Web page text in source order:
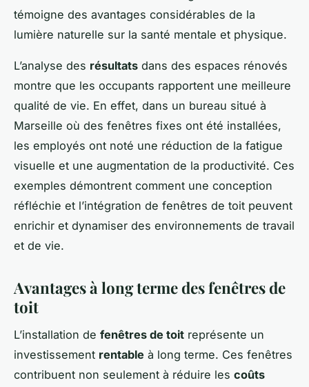
témoigne des avantages considérables de la
lumière naturelle sur la santé mentale et physique.
L’analyse des résultats dans des espaces rénovés
montre que les occupants rapportent une meilleure
qualité de vie. En effet, dans un bureau situé à
Marseille où des fenêtres fixes ont été installées,
les employés ont noté une réduction de la fatigue
visuelle et une augmentation de la productivité. Ces
exemples démontrent comment une conception
réfléchie et l’intégration de fenêtres de toit peuvent
enrichir et dynamiser des environnements de travail
et de vie.
Avantages à long terme des fenêtres de
toit
L’installation de fenêtres de toit représente un
investissement rentable à long terme. Ces fenêtres
contribuent non seulement à réduire les coûts